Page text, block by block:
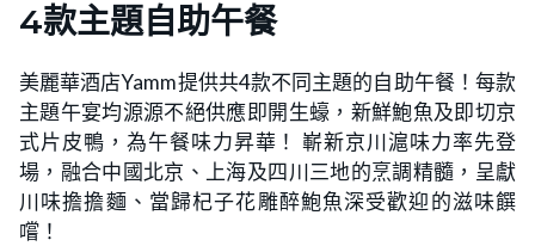
4款主題自助午餐
美麗華酒店Yamm提供共4款不同主題的自助午餐！每款
主題午宴均源源不絕供應即開生蠔，新鮮鮑魚及即切京
式片皮鴨，為午餐味力昇華！ 嶄新京川滬味力率先登
場，融合中國北京、上海及四川三地的烹調精髓，呈獻
川味擔擔麵、當歸杞子花雕醉鮑魚深受歡迎的滋味饌
嚐！